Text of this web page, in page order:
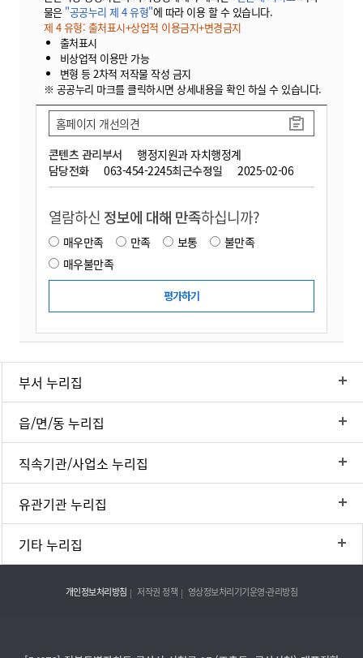
물은 "공공누리 제 4 유형"에 따라 이용 할 수 있습니다.
제 4 유형: 출처표시+상업적 이용금지+변경금지
출처표시
비상업적 이용만 가능
변형 등 2차적 저작물 작성 금지
※ 공공누리 마크를 클릭하시면 상세내용을 확인 하실 수 있습니다.
콘텐츠 관리부서
행정지원과 자치행정계
담당전화
063-454-2245최근수정일 2025-02-06
홈페이지 개선의견
열람하신 정보에 대해 만족하십니까?
매우만족 만족 보통
불만족
매우불만족
부서 누리집
읍/면/동 누리집
직속기관/사업소 누리집
유관기관 누리집
기타 누리집
개인정보처리방침 저작권 정책 영상정보처리기기운영·관리방침